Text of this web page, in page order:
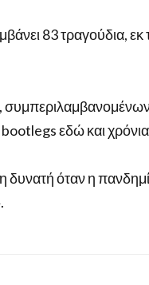
83 τραγούδια,
εδώ και
δυνατή όταν η